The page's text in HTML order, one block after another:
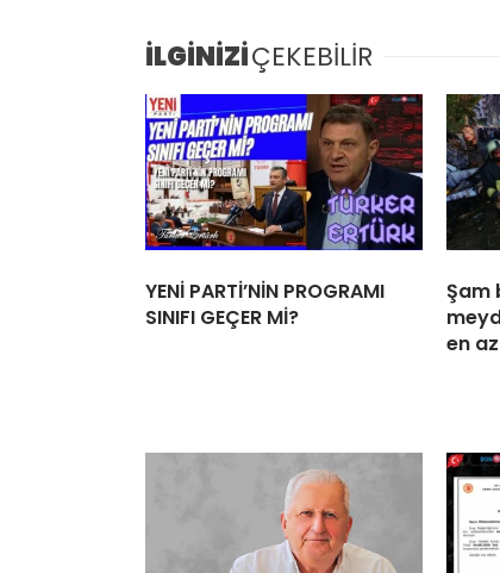
İLGİNİZİÇEKEBİLİR
YENİ PARTİ’NİN PROGRAMI
SINIFI GEÇER Mİ?
Şam
en